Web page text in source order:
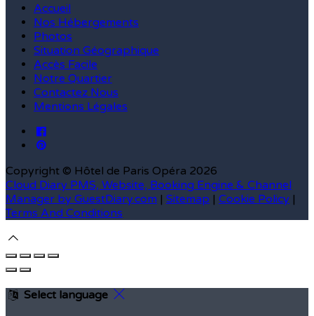
Accueil
Nos Hébergements
Photos
Situation Géographique
Accès Facile
Notre Quartier
Contactez Nous
Mentions Légales
Copyright © Hôtel de Paris Opéra 2026
Cloud Diary PMS, Website, Booking Engine & Channel
Manager by GuestDiary.com | Sitemap | Cookie Policy |
Terms And Conditions
Select language